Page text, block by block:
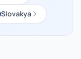
Slovakya